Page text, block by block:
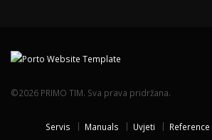
©2026 PRIMO TIM. Sva prava pridržana.
Servis Manuals Uvjeti Reference